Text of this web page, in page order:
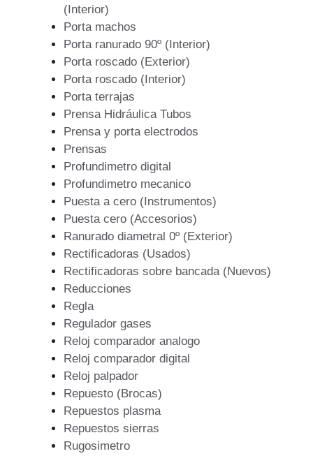
(Interior)
Porta machos
Porta ranurado 90º (Interior)
Porta roscado (Exterior)
Porta roscado (Interior)
Porta terrajas
Prensa Hidráulica Tubos
Prensa y porta electrodos
Prensas
Profundimetro digital
Profundimetro mecanico
Puesta a cero (Instrumentos)
Puesta cero (Accesorios)
Ranurado diametral 0º (Exterior)
Rectificadoras (Usados)
Rectificadoras sobre bancada (Nuevos)
Reducciones
Regla
Regulador gases
Reloj comparador analogo
Reloj comparador digital
Reloj palpador
Repuesto (Brocas)
Repuestos plasma
Repuestos sierras
Rugosimetro